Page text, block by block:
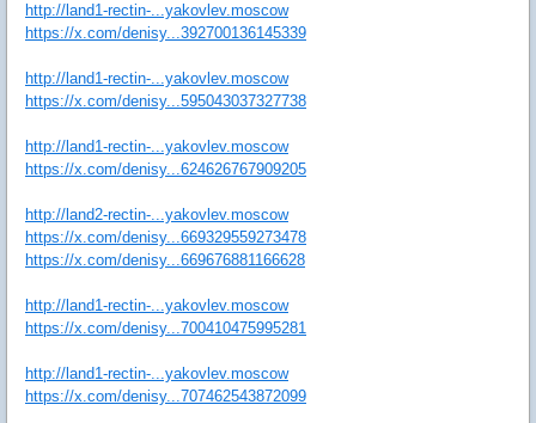
http://land1-rectin-...yakovlev.moscow
https://x.com/denisy...392700136145339
http://land1-rectin-...yakovlev.moscow
https://x.com/denisy...595043037327738
http://land1-rectin-...yakovlev.moscow
https://x.com/denisy...624626767909205
http://land2-rectin-...yakovlev.moscow
https://x.com/denisy...669329559273478
https://x.com/denisy...669676881166628
http://land1-rectin-...yakovlev.moscow
https://x.com/denisy...700410475995281
http://land1-rectin-...yakovlev.moscow
https://x.com/denisy...707462543872099